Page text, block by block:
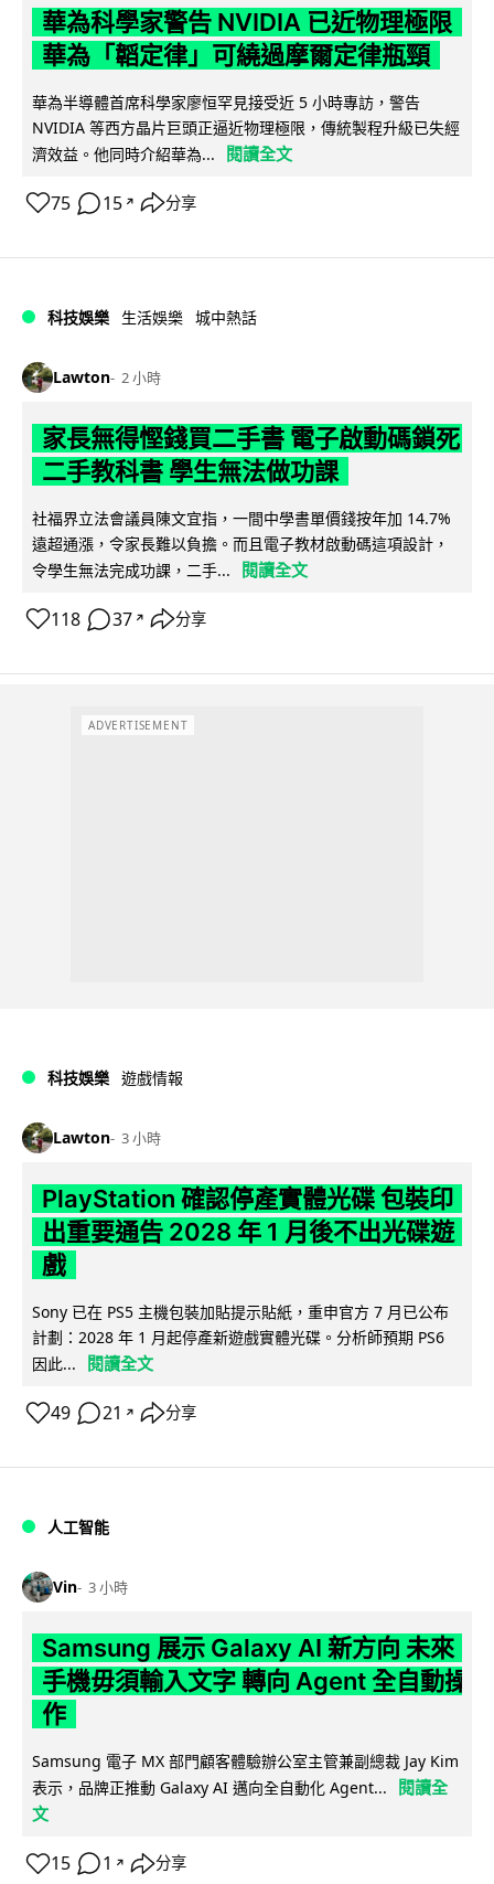
華為科學家警告 NVIDIA 已近物理極限
華為「韜定律」可繞過摩爾定律瓶頸
華為半導體首席科學家廖恒罕見接受近 5 小時專訪，警告
NVIDIA 等西方晶片巨頭正逼近物理極限，傳統製程升級已失經
濟效益。他同時介紹華為...
閱讀全文
75 15 ↗ 分享
科技娛樂 生活娛樂 城中熱話
Lawton 2 小時
家長無得慳錢買二手書 電子啟動碼鎖死
二手教科書 學生無法做功課
社福界立法會議員陳文宜指，一間中學書單價錢按年加 14.7%
遠超通漲，令家長難以負擔。而且電子教材啟動碼這項設計，
令學生無法完成功課，二手...
閱讀全文
118 37 ↗ 分享
ADVERTISEMENT
科技娛樂 遊戲情報
Lawton 3 小時
PlayStation 確認停產實體光碟 包裝印
出重要通告 2028 年 1 月後不出光碟遊
戲
Sony 已在 PS5 主機包裝加貼提示貼紙，重申官方 7 月已公布
計劃：2028 年 1 月起停產新遊戲實體光碟。分析師預期 PS6
因此...
閱讀全文
49 21 ↗ 分享
人工智能
Vin 3 小時
Samsung 展示 Galaxy AI 新方向 未來
手機毋須輸入文字 轉向 Agent 全自動操
作
Samsung 電子 MX 部門顧客體驗辦公室主管兼副總裁 Jay Kim
表示，品牌正推動 Galaxy AI 邁向全自動化 Agent...
閱讀全
文
15 1 ↗ 分享